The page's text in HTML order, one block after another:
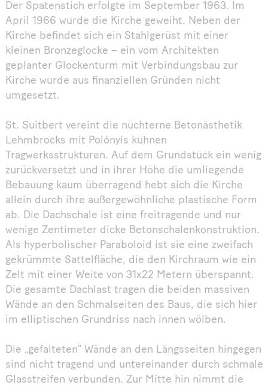
Der Spatenstich erfolgte im September 1963. Im
April 1966 wurde die Kirche geweiht. Neben der
Kirche befindet sich ein Stahlgerüst mit einer
kleinen Bronzeglocke – ein vom Architekten
geplanter Glockenturm mit Verbindungsbau zur
Kirche wurde aus finanziellen Gründen nicht
umgesetzt.
St. Suitbert vereint die nüchterne Betonästhetik
Lehmbrocks mit Polónyis kühnen
Tragwerksstrukturen. Auf dem Grundstück ein wenig
zurückversetzt und in ihrer Höhe die umliegende
Bebauung kaum überragend hebt sich die Kirche
allein durch ihre außergewöhnliche plastische Form
ab. Die Dachschale ist eine freitragende und nur
wenige Zentimeter dicke Betonschalenkonstruktion.
Als hyperbolischer Paraboloid ist sie eine zweifach
gekrümmte Sattelfläche, die den Kirchraum wie ein
Zelt mit einer Weite von 31x22 Metern überspannt.
Die gesamte Dachlast tragen die beiden massiven
Wände an den Schmalseiten des Baus, die sich hier
im elliptischen Grundriss nach innen wölben.
Die „gefalteten“ Wände an den Längsseiten hingegen
sind nicht tragend und untereinander durch schmale
Glasstreifen verbunden. Zur Mitte hin nimmt die